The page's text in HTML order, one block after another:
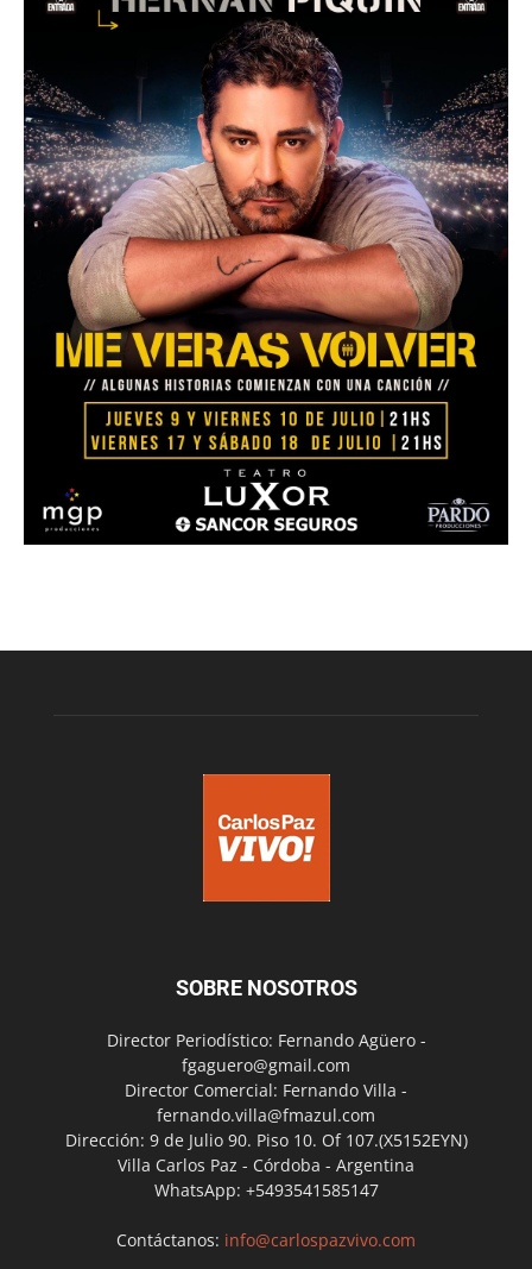
SOBRE NOSOTROS
Director Periodístico: Fernando Agüero -
fgaguero@gmail.com
Director Comercial: Fernando Villa -
fernando.villa@fmazul.com
Dirección: 9 de Julio 90. Piso 10. Of 107.(X5152EYN)
Villa Carlos Paz - Córdoba - Argentina
WhatsApp: +5493541585147
Contáctanos: info@carlospazvivo.com